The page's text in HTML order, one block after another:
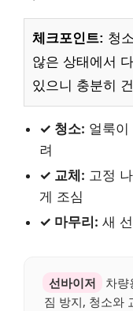
체크포인트: 청
않은 상태에서
있으니 충분히
✓ 청소: 얼룩
려
✓ 교체: 고정
게 조심
✓ 마무리: 새
선바이저
차량
짐 방지, 청소와